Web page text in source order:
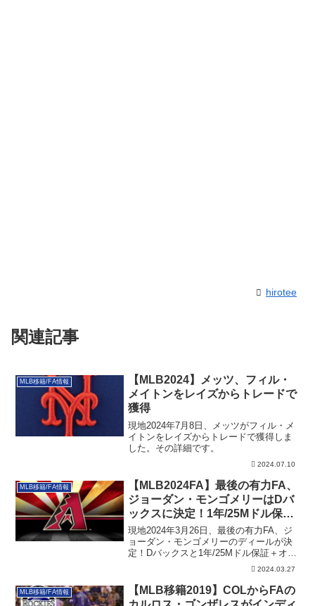
hirotee
関連記事
MLB移籍/FA情報
【MLB2024】メッツ、フィル・
メイトンをレイズからトレードで
獲得
現地2024年7月8日、メッツがフィル・メ
イトンをレイズからトレードで獲得しま
した。その詳細です。
2024.07.10
MLB移籍/FA情報
【MLB2024FA】最後の有力FA、
ジョーダン・モンゴメリーはDバ
ックスに決定！1年/25Mドル保証
＋オプションで合意
現地2024年3月26日、最後の有力FA、ジ
ョーダン・モンゴメリーのディールが決
定！Dバックスと1年/25Mドル保証＋オプ
ションで合意です。その詳細です。2024.03.27
MLB移籍/FA情報
【MLB移籍2019】COLからFAの